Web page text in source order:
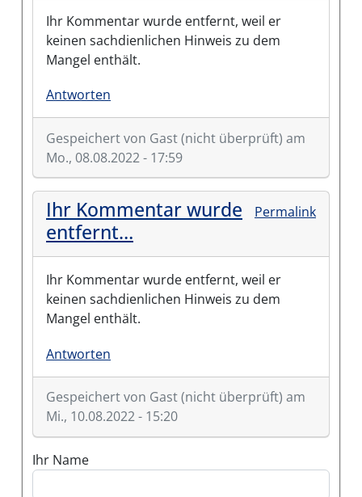
Ihr Kommentar wurde entfernt, weil er
keinen sachdienlichen Hinweis zu dem
Mangel enthält.
Antworten
Gespeichert von Gast (nicht überprüft) am
Mo., 08.08.2022 - 17:59
Ihr Kommentar wurde
entfernt…
Permalink
Ihr Kommentar wurde entfernt, weil er
keinen sachdienlichen Hinweis zu dem
Mangel enthält.
Antworten
Gespeichert von Gast (nicht überprüft) am
Mi., 10.08.2022 - 15:20
Ihr Name